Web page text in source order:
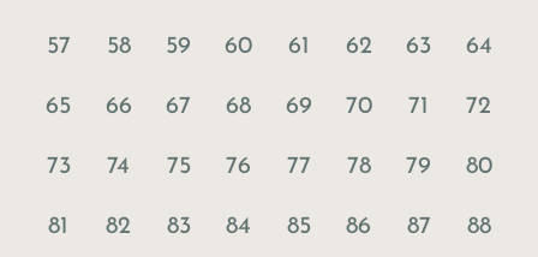
57 58 59 60 61 62 63 64
65 66 67 68 69 70 71 72
73 74 75 76 77 78 79 80
81 82 83 84 85 86 87 88